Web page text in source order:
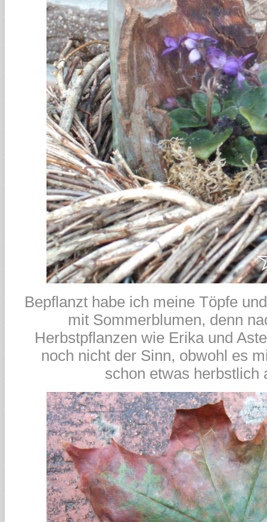
Bepflanzt habe ich meine Töpfe
mit Sommerblumen, denn
Herbstpflanzen wie Erika und
noch nicht der Sinn, obwohl es
schon etwas herbstlich